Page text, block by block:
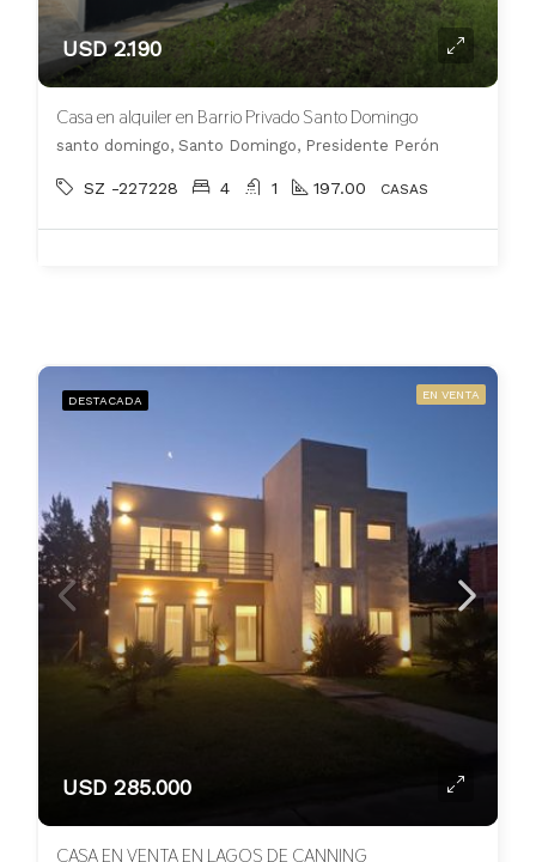
USD 2.190
Casa en alquiler en Barrio Privado Santo Domingo
santo domingo, Santo Domingo, Presidente Perón
SZ -227228 4 1 197.00 CASAS
DESTACADA EN VENTA
USD 285.000
CASA EN VENTA EN LAGOS DE CANNING